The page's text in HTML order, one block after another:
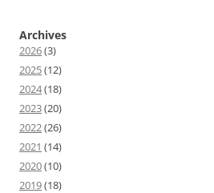
Archives
2026(3)
2025(12)
2024(18)
2023(20)
2022(26)
2021 (14)
2020(10)
2019(18)